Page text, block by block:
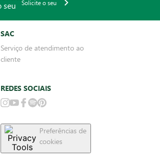
Solicite o seu
SAC
Serviço de atendimento ao
cliente
REDES SOCIAIS
Preferências de
cookies